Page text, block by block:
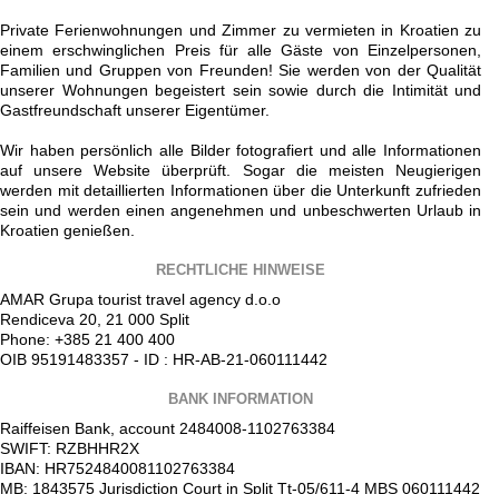
Private Ferienwohnungen und Zimmer zu vermieten in Kroatien zu
einem erschwinglichen Preis für alle Gäste von Einzelpersonen,
Familien und Gruppen von Freunden! Sie werden von der Qualität
unserer Wohnungen begeistert sein sowie durch die Intimität und
Gastfreundschaft unserer Eigentümer.
Wir haben persönlich alle Bilder fotografiert und alle Informationen
auf unsere Website überprüft. Sogar die meisten Neugierigen
werden mit detaillierten Informationen über die Unterkunft zufrieden
sein und werden einen angenehmen und unbeschwerten Urlaub in
Kroatien genießen.
RECHTLICHE HINWEISE
AMAR Grupa tourist travel agency d.o.o
Rendiceva 20, 21 000 Split
Phone: +385 21 400 400
OIB 95191483357 - ID : HR-AB-21-060111442
BANK INFORMATION
Raiffeisen Bank, account 2484008-1102763384
SWIFT: RZBHHR2X
IBAN: HR7524840081102763384
MB: 1843575 Jurisdiction Court in Split Tt-05/611-4 MBS 060111442